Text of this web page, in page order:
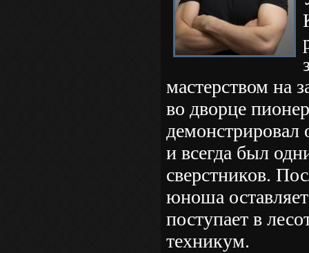
мастерством на
во дворце
демонстрировал
и всегда был
сверстников.
юноша
поступает в
техникум.